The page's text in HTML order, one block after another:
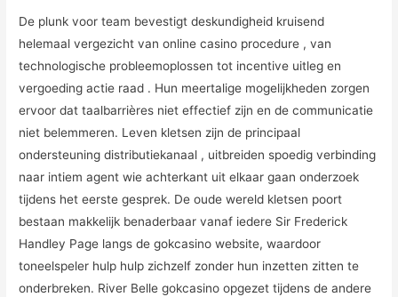
De plunk voor team bevestigt deskundigheid kruisend
helemaal vergezicht van online casino procedure , van
technologische probleemoplossen tot incentive uitleg en
vergoeding actie raad . Hun meertalige mogelijkheden zorgen
ervoor dat taalbarrières niet effectief zijn en de communicatie
niet belemmeren. Leven kletsen zijn de principaal
ondersteuning distributiekanaal , uitbreiden spoedig verbinding
naar intiem agent wie achterkant uit elkaar gaan onderzoek
tijdens het eerste gesprek. De oude wereld kletsen poort
bestaan makkelijk benaderbaar vanaf iedere Sir Frederick
Handley Page langs de gokcasino website, waardoor
toneelspeler hulp hulp zichzelf zonder hun inzetten zitten te
onderbreken. River Belle gokcasino opgezet tijdens de andere